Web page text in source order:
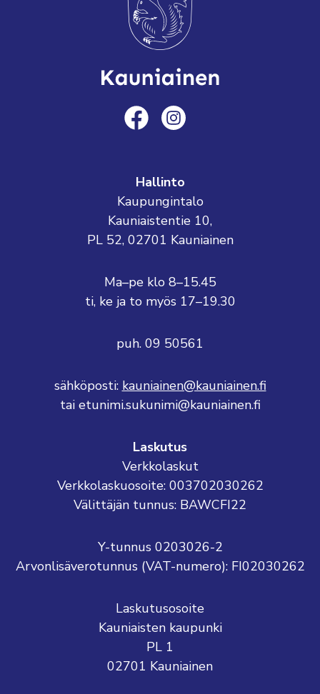
Hallinto
Kaupungintalo
Kauniaistentie 10,
PL 52, 02701 Kauniainen
Ma–pe klo 8–15.45
ti, ke ja to myös 17–19.30
puh. 09 50561
sähköposti: kauniainen@kauniainen.fi
tai etunimi.sukunimi@kauniainen.fi
Laskutus
Verkkolaskut
Verkkolaskuosoite: 003702030262
Välittäjän tunnus: BAWCFI22
Y-tunnus 0203026-2
Arvonlisäverotunnus (VAT-numero): FI02030262
Laskutusosoite
Kauniaisten kaupunki
PL 1
02701 Kauniainen